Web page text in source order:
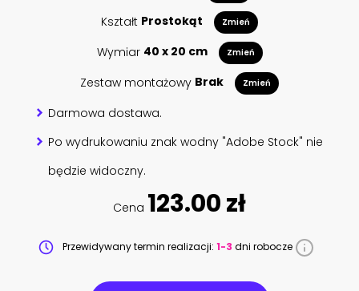
Kształt Prostokąt Zmień
Wymiar 40 x 20 cm Zmień
Zestaw montażowy Brak Zmień
Darmowa dostawa.
Po wydrukowaniu znak wodny "Adobe Stock" nie
będzie widoczny.
Cena 123.00 zł
Przewidywany termin realizacji: 1-3 dni robocze